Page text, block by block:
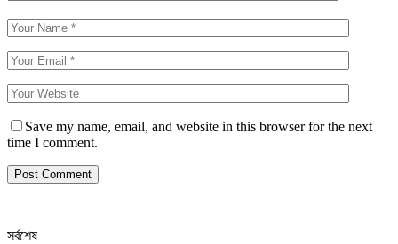
Save my name, email, and website in this browser for the next
time I comment.
সর্বশেষ